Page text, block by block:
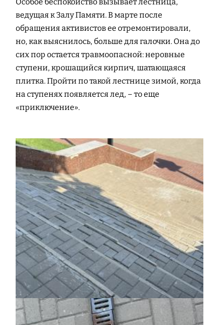
ведущая к Залу Памяти. В марте после
обращения активистов ее отремонтировали,
но, как выяснилось, больше для галочки. Она до
сих пор остается травмоопасной: неровные
ступени, крошащийся кирпич, шатающаяся
плитка. Пройти по такой лестнице зимой, когда
на ступенях появляется лед, – то еще
«приключение».